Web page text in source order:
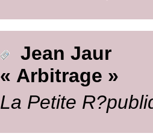
Jean Jaur
« Arbitrage »
La Petite